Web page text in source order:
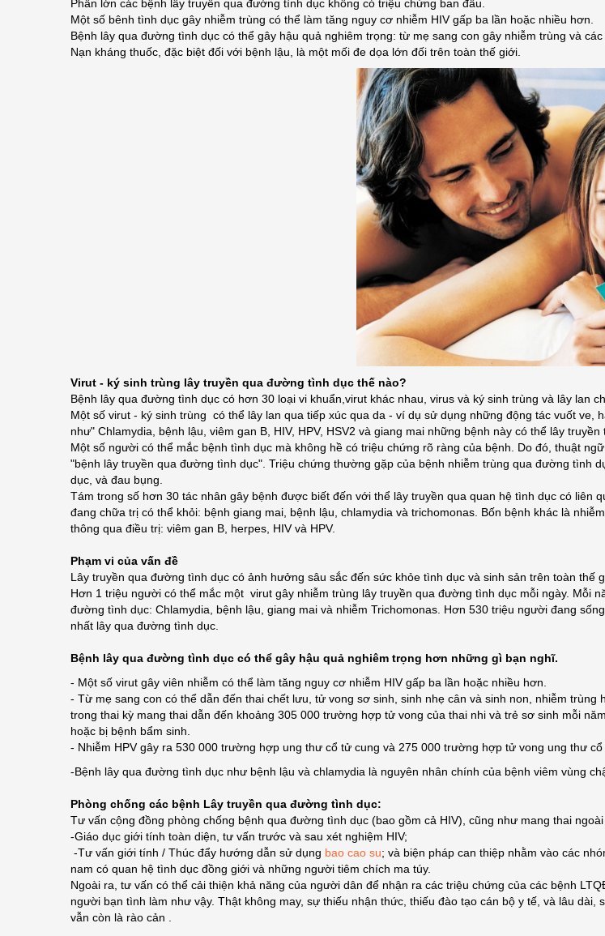
Phần lớn các bệnh lây truyền qua đường tình dục không có triệu chứng ban đầu.
Một số bênh tình dục gây nhiễm trùng có thể làm tăng nguy cơ nhiễm HIV gấp ba lần hoặc nhiều hơn.
Bệnh lây qua đường tình dục có thể gây hậu quả nghiêm trọng: từ mẹ sang con gây nhiễm trùng và các
Nạn kháng thuốc, đặc biệt đối với bệnh lậu, là một mối đe dọa lớn đối trên toàn thế giới.
Virut - ký sinh trùng lây truyền qua đường tình dục thế nào?
Bệnh lây qua đường tình dục có hơn 30 loại vi khuẩn,virut khác nhau, virus và ký sinh trùng và lây lan
Một số virut - ký sinh trùng có thể lây lan qua tiếp xúc qua da - ví dụ sử dụng những động tác vuốt
như" Chlamydia, bệnh lậu, viêm gan B, HIV, HPV, HSV2 và giang mai những bệnh này có thể lây
Một số người có thể mắc bệnh tình dục mà không hề có triệu chứng rõ ràng của bệnh. Do đó, thuật
"bệnh lây truyền qua đường tình dục". Triệu chứng thường gặp của bệnh nhiễm trùng qua đường tình
dục, và đau bụng.
Tám trong số hơn 30 tác nhân gây bệnh được biết đến với thể lây truyền qua quan hệ tình dục có liên
đang chữa trị có thể khỏi: bệnh giang mai, bệnh lậu, chlamydia và trichomonas. Bốn bệnh khác là
thông qua điều trị: viêm gan B, herpes, HIV và HPV.
Phạm vi của vấn đề
Lây truyền qua đường tình dục có ảnh hưởng sâu sắc đến sức khỏe tình dục và sinh sản trên toàn thế
Hơn 1 triệu người có thể mắc một virut gây nhiễm trùng lây truyền qua đường tình dục mỗi ngày. Mỗi
đường tình dục: Chlamydia, bệnh lậu, giang mai và nhiễm Trichomonas. Hơn 530 triệu người đang
nhất lây qua đường tình dục.
Bệnh lây qua đường tình dục có thể gây hậu quả nghiêm trọng hơn những gì bạn nghĩ.
- Một số virut gây viên nhiễm có thể làm tăng nguy cơ nhiễm HIV gấp ba lần hoặc nhiều hơn.
- Từ mẹ sang con có thể dẫn đến thai chết lưu, tử vong sơ sinh, sinh nhẹ cân và sinh non, nhiễm
trong thai kỳ mang thai dẫn đến khoảng 305 000 trường hợp tử vong của thai nhi và trẻ sơ sinh mỗi
hoặc bị bệnh bẩm sinh.
- Nhiễm HPV gây ra 530 000 trường hợp ung thư cổ tử cung và 275 000 trường hợp tử vong ung thư cổ
-Bệnh lây qua đường tình dục như bệnh lậu và chlamydia là nguyên nhân chính của bệnh viêm vùng
Phòng chống các bệnh Lây truyền qua đường tình dục:
Tư vấn cộng đồng phòng chống bệnh qua đường tình dục (bao gồm cả HIV), cũng như mang thai
-Giáo dục giới tính toàn diện, tư vấn trước và sau xét nghiệm HIV;
-Tư vấn giới tính / Thúc đẩy hướng dẫn sử dụng bao cao su; và biện pháp can thiệp nhằm vào các
nam có quan hệ tình dục đồng giới và những người tiêm chích ma túy.
Ngoài ra, tư vấn có thể cải thiện khả năng của người dân để nhận ra các triệu chứng của các bệnh
người bạn tình làm như vậy. Thật không may, sự thiếu nhận thức, thiếu đào tạo cán bộ y tế, và lâu
vẫn còn là rào cản .